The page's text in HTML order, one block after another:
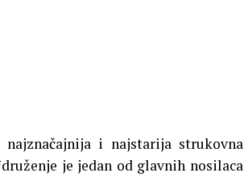
i najstarija strukovna
je jedan od glavnih nosilaca